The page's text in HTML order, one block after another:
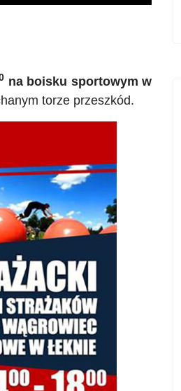
na boisku sportowym w
torze przeszkód.